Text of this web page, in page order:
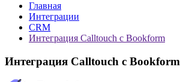
Главная
Интеграции
CRM
Интеграция Calltouch с Bookform
Интеграция Calltouch с Bookform